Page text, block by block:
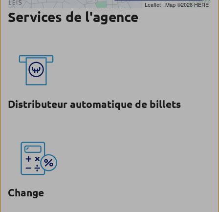
Leaflet | Map ©2026HERE
Services de l'agence
Distributeur automatique de billets
Change